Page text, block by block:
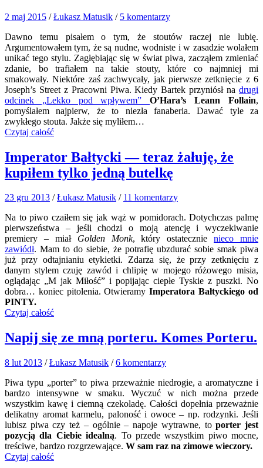
2 maj 2015 /Łukasz Matusik / 5 komentarzy
Dawno temu pisałem o tym, że stoutów raczej nie lubię.
Argumentowałem tym, że są nudne, wodniste i w zasadzie wolałem
unikać tego stylu. Zagłębiając się w świat piwa, zacząłem zmieniać
zdanie, bo trafiałem na takie stouty, które co najmniej mi
smakowały. Niektóre zaś zachwycały, jak pierwsze zetknięcie z 6
Joseph’s Street z Pracowni Piwa. Kiedy Bartek przyniósł na drugi
odcinek „Lekko pod wpływem”O’Hara’s Leann Follain,
pomyślałem najpierw, że to niezła fanaberia. Dawać tyle za
zwykłego stouta. Jakże się myliłem…
Czytaj całość
Imperator Bałtycki — teraz żałuję, że
kupiłem tylko jedną butelkę
23 gru 2013 /Łukasz Matusik / 11 komentarzy
Na to piwo czaiłem się jak wąż w pomidorach. Dotychczas palmę
pierwszeństwa – jeśli chodzi o moją atencję i wyczekiwanie
premiery – miał Golden Monk, który ostatecznienieco mnie
zawiódł. Mam to do siebie, że potrafię ubzdurać sobie smak piwa
już przy odtajnianiu etykietki. Zdarza się, że przy zetknięciu z
danym stylem czuję zawód i chlipię w mojego różowego misia,
oglądając „M jak Miłość” i popijając ciepłe Tyskie z puszki. No
dobra… koniec pitolenia. OtwieramyImperatora Bałtyckiego od
PINTY.
Czytaj całość
Napij się ze mną porteru. Komes Porteru.
8 lut 2013 /Łukasz Matusik /6 komentarzy
Piwa typu „porter” to piwa przeważnie niedrogie, a aromatyczne i
bardzo intensywne w smaku. Wyczuć w nich można przede
wszystkim kawę i ciemną czekoladę. Całości dopełnia przeważnie
delikatny aromat karmelu, paloność i owoce – np. rodzynki. Jeśli
lubisz piwa czy też – ogólnie – napoje wytrawne, toporter jest
pozycją dla Ciebie idealną. To przede wszystkim piwo mocne,
treściwe, bardzo rozgrzewające. W sam raz na zimowe wieczory.
Czytaj całość